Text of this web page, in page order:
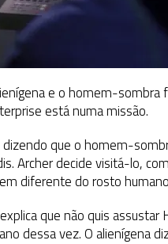
e o homem-
está numa missão.
dizendo que o homem-
Archer decide visitá-lo,
diferente do rosto
que não quis
dessa vez. O alienígena